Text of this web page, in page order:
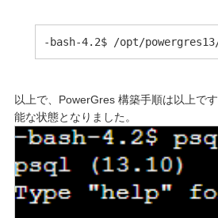
以上で、PowerGres 構築手順は以上で
能な状態となりました。